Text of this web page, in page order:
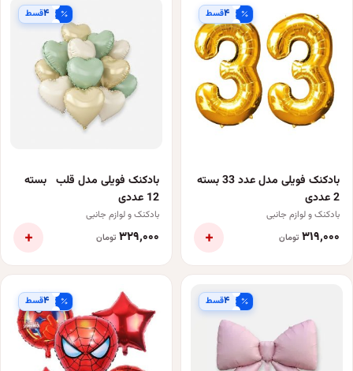
۴قسط
بادکنک فویلی مدل عدد 33 بسته
2 عددی
بادکنک و لوازم جانبی
۳۱۹٬۰۰۰ تومان +
۴قسط
بادکنک فویلی مدل قلب بسته
12 عددی
بادکنک و لوازم جانبی
۳۲۹٬۰۰۰ تومان +
۴قسط ۴قسط